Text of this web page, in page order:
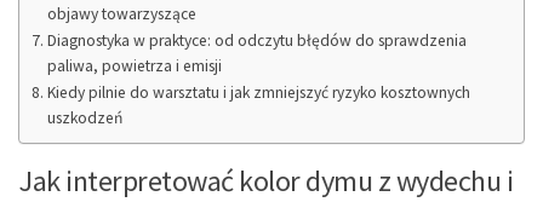
objawy towarzyszące
Diagnostyka w praktyce: od odczytu błędów do sprawdzenia
paliwa, powietrza i emisji
Kiedy pilnie do warsztatu i jak zmniejszyć ryzyko kosztownych
uszkodzeń
Jak interpretować kolor dymu z wydechu i